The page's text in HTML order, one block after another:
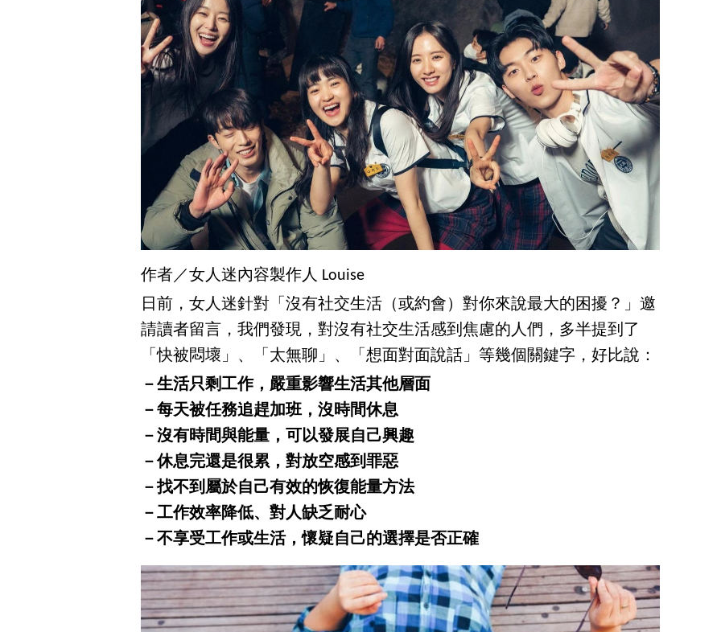
作者／女人迷內容製作人 Louise
日前，女人迷針對「沒有社交生活（或約會）對你來說最大的困擾？」邀
請讀者留言，我們發現，對沒有社交生活感到焦慮的人們，多半提到了
「快被悶壞」、「太無聊」、「想面對面說話」等幾個關鍵字，好比說：
－生活只剩工作，嚴重影響生活其他層面
－每天被任務追趕加班，沒時間休息
－沒有時間與能量，可以發展自己興趣
－休息完還是很累，對放空感到罪惡
－找不到屬於自己有效的恢復能量方法
－工作效率降低、對人缺乏耐心
－不享受工作或生活，懷疑自己的選擇是否正確